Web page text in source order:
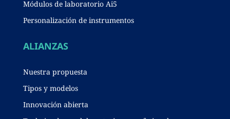
Módulos de laboratorio Ai5
Personalización de instrumentos
ALIANZAS
Nuestra propuesta
Tipos y modelos
Innovación abierta